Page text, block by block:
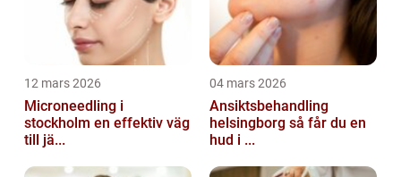
12 mars 2026
Microneedling i
stockholm en effektiv väg
till jä...
04 mars 2026
Ansiktsbehandling
helsingborg så får du en
hud i ...